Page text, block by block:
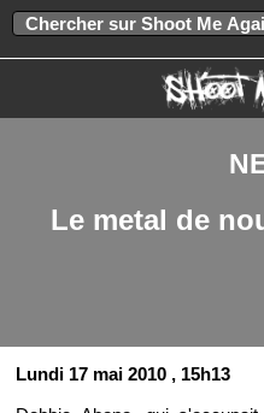
Le metal de
Lundi 17 mai 2010 , 15h13